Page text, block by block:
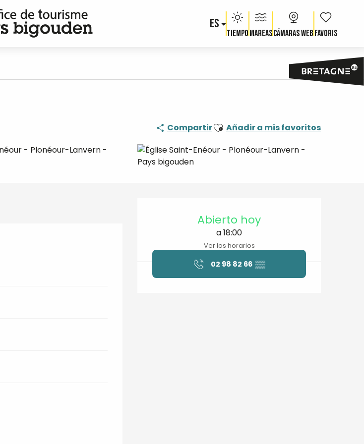
ES
TiempoMareasCámaras web Voir les
CompartirAjouter aux favoris
Añadir a mis favoritos
Horarios y datos de contacto
Abierto hoy
a 18:00
Ver los horarios
02 98 82 66 ▒▒